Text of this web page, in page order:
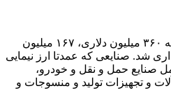
در بازار نیما نیز در مقابل عرضه ۳۶۰ میلیون دلاری، ۱۶۷ میلیون
خریداری شد. صنایعی که عمدتا ارز نیمایی
صنایع حمل و نقل و خودرو،
و تجهیزات تولید و منسوجات و